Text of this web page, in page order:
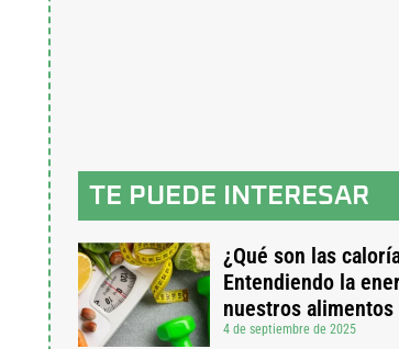
TE PUEDE INTERESAR
¿Qué son las
Entendiendo la
nuestros alimentos
4 de septiembre de 2025